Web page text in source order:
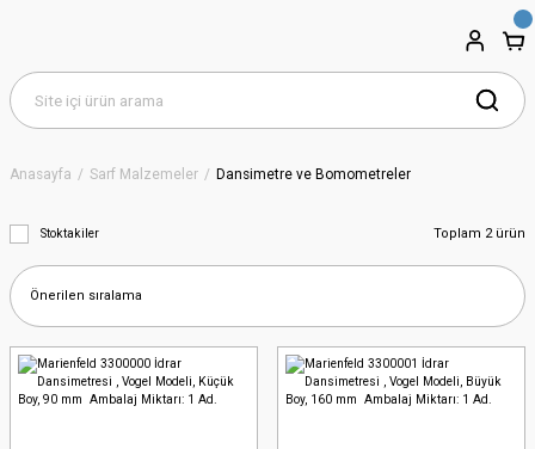
Anasayfa Sarf Malzemeler Dansimetre ve Bomometreler
Stoktakiler Toplam 2 ürün